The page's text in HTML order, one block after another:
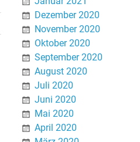
Dezember 2020
November 2020
Oktober 2020
September 2020
August 2020
Juli 2020
Juni 2020
Mai 2020
April 2020